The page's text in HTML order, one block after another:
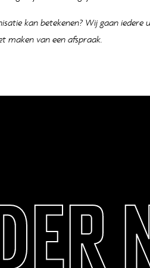
kan betekenen? Wij gaan iedere
van een afspraak.